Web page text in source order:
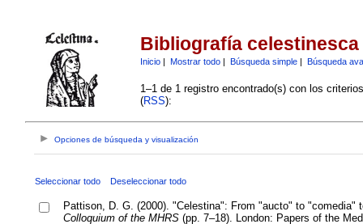
Bibliografía celestinesca
Inicio| Mostrar todo| Búsqueda simple| Búsqueda
1–1 de 1 registro encontrado(s) con los
(RSS):
Opciones de búsqueda y visualización
Seleccionar todo Deseleccionar todo
Pattison, D. G. (2000). "Celestina": From "aucto" to
Colloquium of the MHRS(pp. 7–18). London: Papers of the